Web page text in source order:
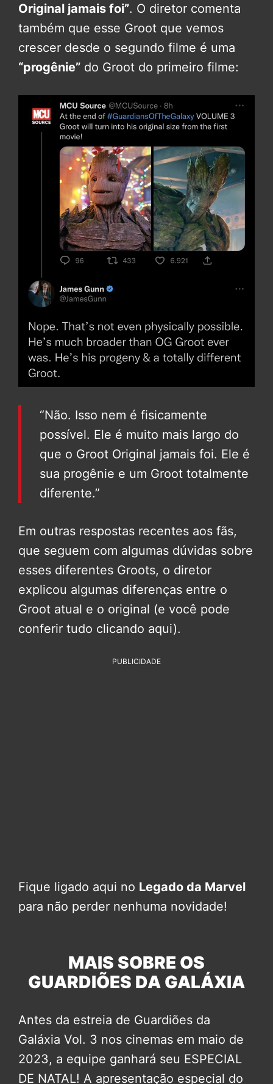
Original jamais foi”. O diretor comenta
também que esse Groot que vemos
crescer desde o segundo filme é uma
“progênie” do Groot do primeiro filme:
“Não. Isso nem é fisicamente
possível. Ele é muito mais largo do
que o Groot Original jamais foi. Ele é
sua progênie e um Groot totalmente
diferente.”
Em outras respostas recentes aos fãs,
que seguem com algumas dúvidas sobre
esses diferentes Groots, o diretor
explicou algumas diferenças entre o
Groot atual e o original (e você pode
conferir tudo clicando aqui).
PUBLICIDADE
Fique ligado aqui no Legado da Marvel
para não perder nenhuma novidade!
MAIS SOBRE OS
GUARDIÕES DA GALÁXIA
Antes da estreia de Guardiões da
Galáxia Vol. 3 nos cinemas em maio de
2023, a equipe ganhará seu ESPECIAL
DE NATAL! A apresentação especial do